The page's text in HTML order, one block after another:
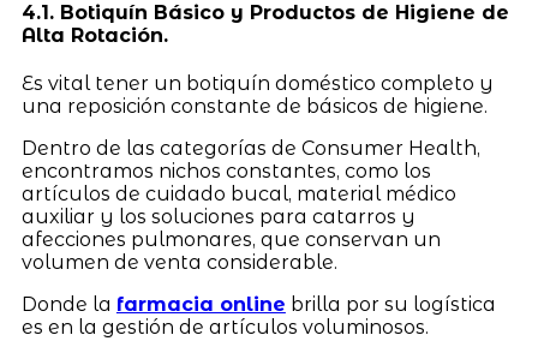
4.1. Botiquín Básico y Productos de Higiene de
Alta Rotación.
Es vital tener un botiquín doméstico completo y
una reposición constante de básicos de higiene.
Dentro de las categorías de Consumer Health,
encontramos nichos constantes, como los
artículos de cuidado bucal, material médico
auxiliar y los soluciones para catarros y
afecciones pulmonares, que conservan un
volumen de venta considerable.
Donde la farmacia online brilla por su logística
es en la gestión de artículos voluminosos.